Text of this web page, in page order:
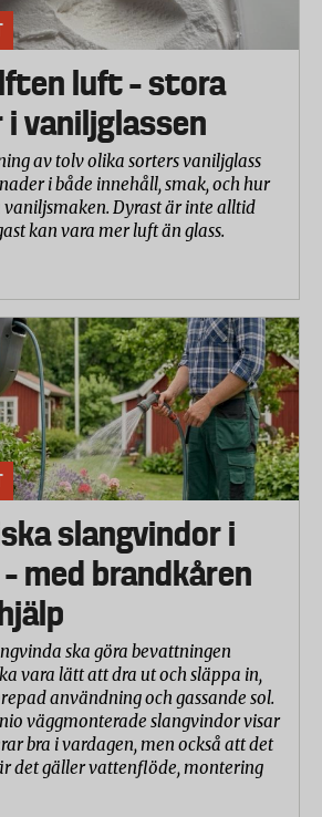
luft – stora
vaniljglassen
av tolv olika sorters vaniljglass
i både innehåll, smak, och hur
Dyrast är inte alltid
kan vara mer luft än glass.
slangvindor i
med brandkåren
ska göra bevattningen
vara lätt att dra ut och släppa in,
användning och gassande sol.
väggmonterade slangvindor visar
bra i vardagen, men också att det
det gäller vattenflöde, montering